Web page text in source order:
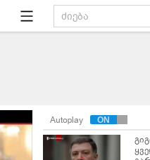
Autoplay